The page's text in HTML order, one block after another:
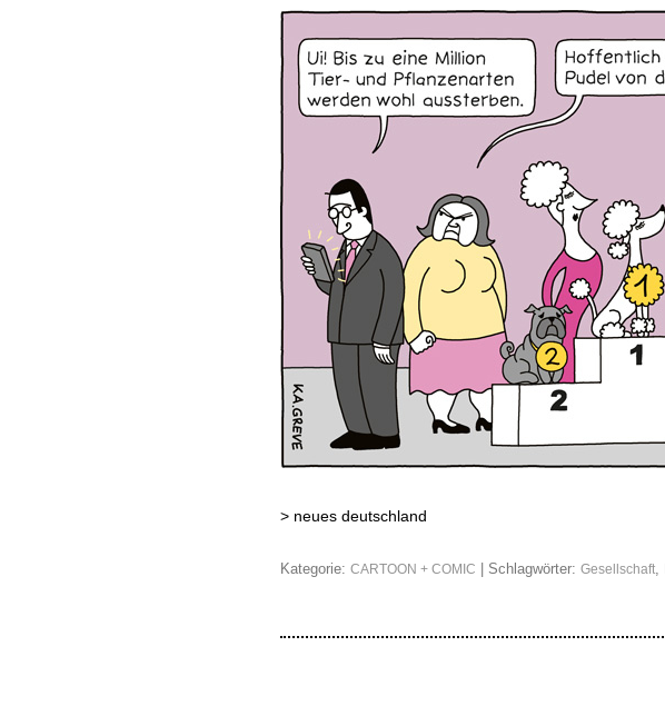
> neues deutschland
Kategorie: CARTOON + COMIC | Schlagwörter: Gesellschaft,